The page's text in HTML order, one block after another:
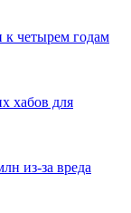
к четырем годам
хабов для
из-за вреда